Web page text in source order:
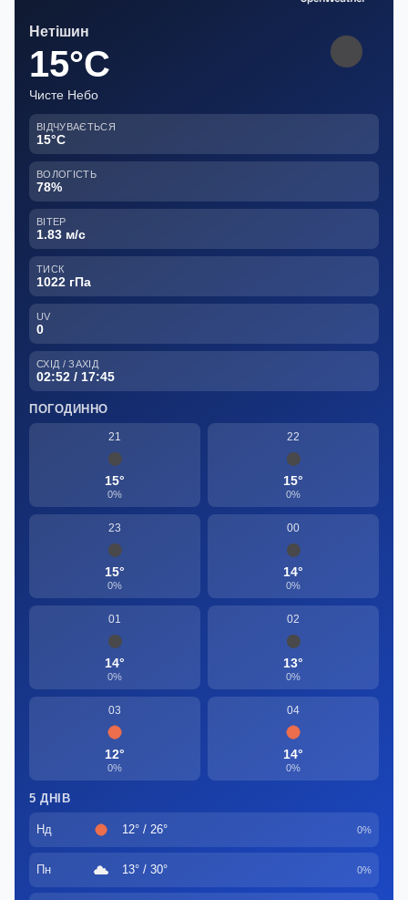
Нетішин
15°C
Чисте Небо
ВІДЧУВАЄТЬСЯ
15°C
ВОЛОГІСТЬ
78%
ВІТЕР
1.83 м/с
ТИСК
1022 гПа
UV
0
СХІД / ЗАХІД
02:52 / 17:45
ПОГОДИННО
21
15°
0%
22
15°
0%
23
15°
0%
00
14°
0%
01
14°
0%
02
13°
0%
03
12°
0%
04
14°
0%
5 ДНІВ
Нд 12° / 26° 0%
Пн 13° / 30° 0%